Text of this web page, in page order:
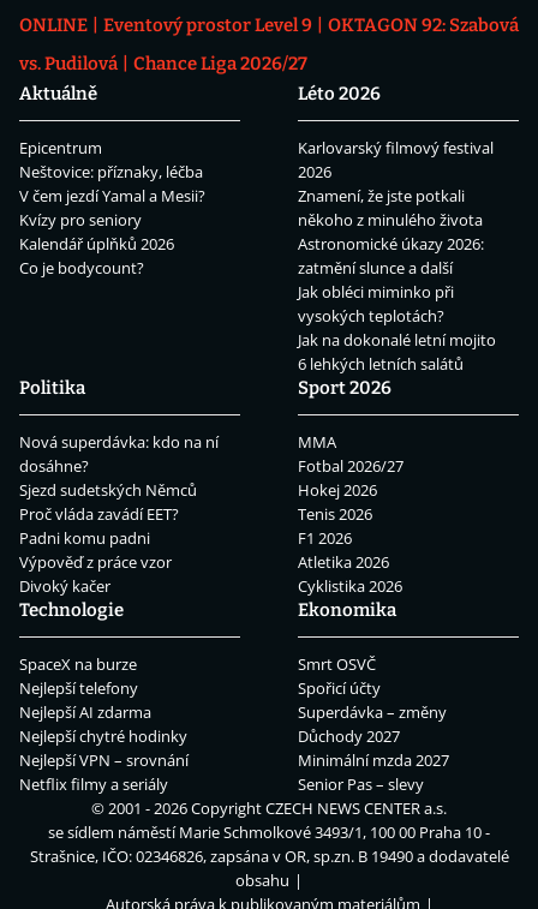
ONLINE
Eventový prostor Level 9
OKTAGON 92: Szabová
vs. Pudilová
Chance Liga 2026/27
Aktuálně
Epicentrum
Neštovice: příznaky, léčba
V čem jezdí Yamal a Mesii?
Kvízy pro seniory
Kalendář úplňků 2026
Co je bodycount?
Léto 2026
Karlovarský filmový festival
2026
Znamení, že jste potkali
někoho z minulého života
Astronomické úkazy 2026:
zatmění slunce a další
Jak obléci miminko při
vysokých teplotách?
Jak na dokonalé letní mojito
6 lehkých letních salátů
Politika
Nová superdávka: kdo na ní
dosáhne?
Sjezd sudetských Němců
Proč vláda zavádí EET?
Padni komu padni
Výpověď z práce vzor
Divoký kačer
Sport 2026
MMA
Fotbal 2026/27
Hokej 2026
Tenis 2026
F1 2026
Atletika 2026
Cyklistika 2026
Technologie
SpaceX na burze
Nejlepší telefony
Nejlepší AI zdarma
Nejlepší chytré hodinky
Nejlepší VPN – srovnání
Netflix filmy a seriály
Ekonomika
Smrt OSVČ
Spořicí účty
Superdávka – změny
Důchody 2027
Minimální mzda 2027
Senior Pas – slevy
© 2001 - 2026 CopyrightCZECH NEWS CENTER a.s.
se sídlem náměstí Marie Schmolkové 3493/1, 100 00 Praha 10 -
Strašnice, IČO: 02346826, zapsána v OR, sp.zn. B 19490 a dodavatelé
obsahu
Autorská práva k publikovaným materiálům